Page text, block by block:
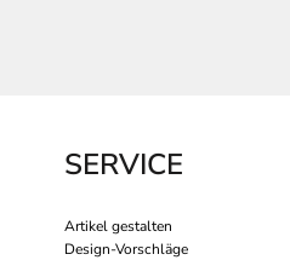
SERVICE
Artikel gestalten
Design-Vorschläge